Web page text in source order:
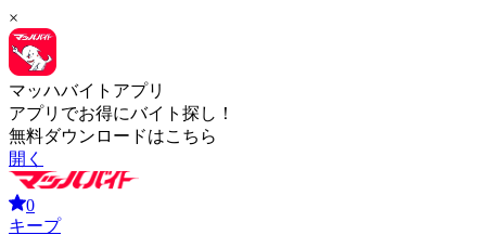
×
マッハバイトアプリ
アプリでお得にバイト探し！
無料ダウンロードはこちら
開く
0
キープ